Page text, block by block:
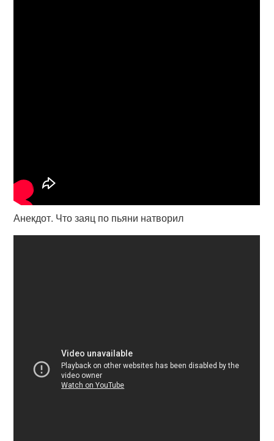
Анекдот. Что заяц по пьяни натворил